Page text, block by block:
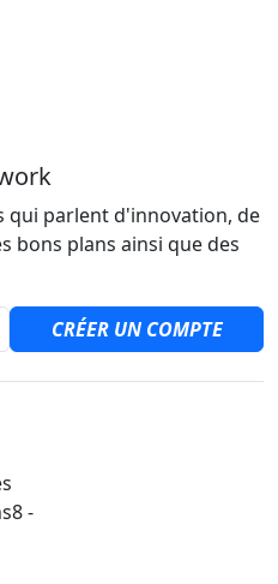
qui parlent d'innovation, de
bons plans ainsi que des
CRÉER UN COMPTE
-